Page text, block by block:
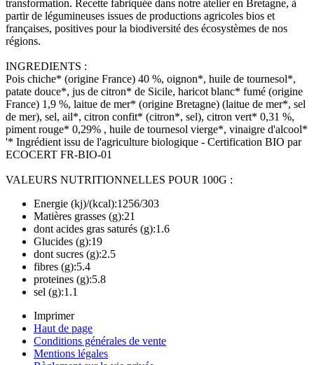
transformation. Recette fabriquée dans notre atelier en Bretagne, à
partir de légumineuses issues de productions agricoles bios et
françaises, positives pour la biodiversité des écosystèmes de nos
régions.
INGREDIENTS :
Pois chiche* (origine France) 40 %, oignon*, huile de tournesol*,
patate douce*, jus de citron* de Sicile, haricot blanc* fumé (origine
France) 1,9 %, laitue de mer* (origine Bretagne) (laitue de mer*, sel
de mer), sel, ail*, citron confit* (citron*, sel), citron vert* 0,31 %,
piment rouge* 0,29% , huile de tournesol vierge*, vinaigre d'alcool*
'* Ingrédient issu de l'agriculture biologique - Certification BIO par
ECOCERT FR-BIO-01
VALEURS NUTRITIONNELLES POUR 100G :
Energie (kj)/(kcal):1256/303
Matières grasses (g):21
dont acides gras saturés (g):1.6
Glucides (g):19
dont sucres (g):2.5
fibres (g):5.4
proteines (g):5.8
sel (g):1.1
Imprimer
Haut de page
Conditions générales de vente
Mentions légales